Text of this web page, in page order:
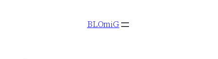
BLOmiG